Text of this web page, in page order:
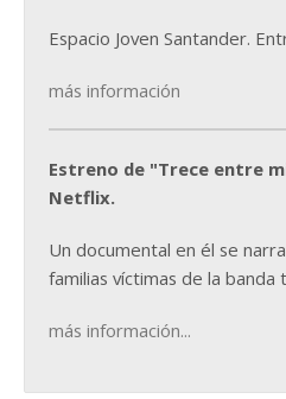
Espacio Joven Santander.
más información
Estreno de "Trece entre
Netflix.
Un documental en él se
familias víctimas de la banda
más información...